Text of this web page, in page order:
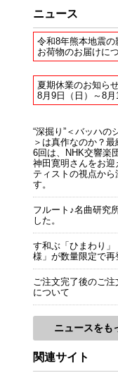
ニュース
令和8年熊本地震の
お荷物のお届けに
夏期休業のお知ら
8月9日（日）～8月
“深掘り”＜バッハの
＞は真作なのか？
6回は、NHK交響楽
神田寛明さんをお迎
ティストの視点から
す。
フルート♪名曲研究
した。
す和ぶ「ひまわり」
様」が数量限定で再
ご注文完了後のご
について
ニュースをも
関連サイト